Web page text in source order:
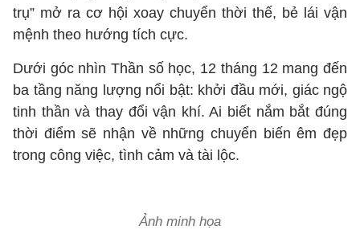
trụ” mở ra cơ hội xoay chuyển thời thế, bẻ lái vận
mệnh theo hướng tích cực.
Dưới góc nhìn Thần số học, 12 tháng 12 mang đến
ba tầng năng lượng nổi bật: khởi đầu mới, giác ngộ
tinh thần và thay đổi vận khí. Ai biết nắm bắt đúng
thời điểm sẽ nhận về những chuyển biến êm đẹp
trong công việc, tình cảm và tài lộc.
Ảnh minh họa